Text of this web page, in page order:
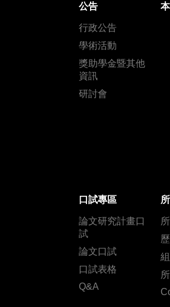
公告
行政公告
學術活動
獎助學金暨其他
資訊
研討會
口試專區
論文研究計畫口
試
論文口試
口試表格
Q&A